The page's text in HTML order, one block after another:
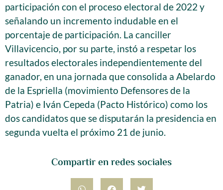
Compartir en redes sociales
participación con el proceso electoral de 2022 y
señalando un incremento indudable en el
porcentaje de participación. La canciller
Villavicencio, por su parte, instó a respetar los
resultados electorales independientemente del
ganador, en una jornada que consolida a Abelardo
de la Espriella (movimiento Defensores de la
Patria) e Iván Cepeda (Pacto Histórico) como los
dos candidatos que se disputarán la presidencia en
segunda vuelta el próximo 21 de junio.